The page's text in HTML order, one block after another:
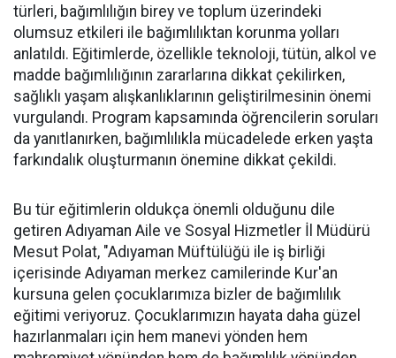
türleri, bağımlılığın birey ve toplum üzerindeki
olumsuz etkileri ile bağımlılıktan korunma yolları
anlatıldı. Eğitimlerde, özellikle teknoloji, tütün, alkol ve
madde bağımlılığının zararlarına dikkat çekilirken,
sağlıklı yaşam alışkanlıklarının geliştirilmesinin önemi
vurgulandı. Program kapsamında öğrencilerin soruları
da yanıtlanırken, bağımlılıkla mücadelede erken yaşta
farkındalık oluşturmanın önemine dikkat çekildi.
Bu tür eğitimlerin oldukça önemli olduğunu dile
getiren Adıyaman Aile ve Sosyal Hizmetler İl Müdürü
Mesut Polat, "Adıyaman Müftülüğü ile iş birliği
içerisinde Adıyaman merkez camilerinde Kur'an
kursuna gelen çocuklarımıza bizler de bağımlılık
eğitimi veriyoruz. Çocuklarımızın hayata daha güzel
hazırlanmaları için hem manevi yönden hem